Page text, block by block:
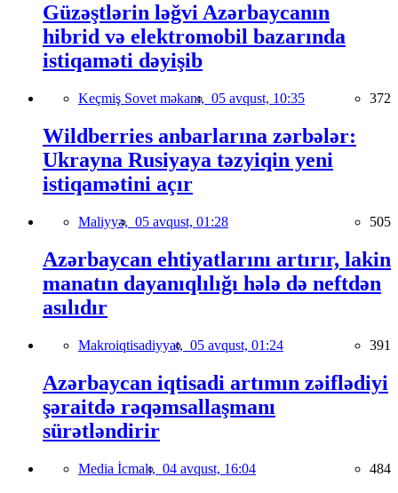
Güzəştlərin ləğvi Azərbaycanın
hibrid və elektromobil bazarında
istiqaməti dəyişib
Keçmiş Sovet məkanı, 05 avqust, 10:35 372
Wildberries anbarlarına zərbələr:
Ukrayna Rusiyaya təzyiqin yeni
istiqamətini açır
Maliyyə, 05 avqust, 01:28 505
Azərbaycan ehtiyatlarını artırır, lakin
manatın dayanıqlılığı hələ də neftdən
asılıdır
Makroiqtisadiyyat, 05 avqust, 01:24 391
Azərbaycan iqtisadi artımın zəiflədiyi
şəraitdə rəqəmsallaşmanı
sürətləndirir
Media İcmalı, 04 avqust, 16:04 484